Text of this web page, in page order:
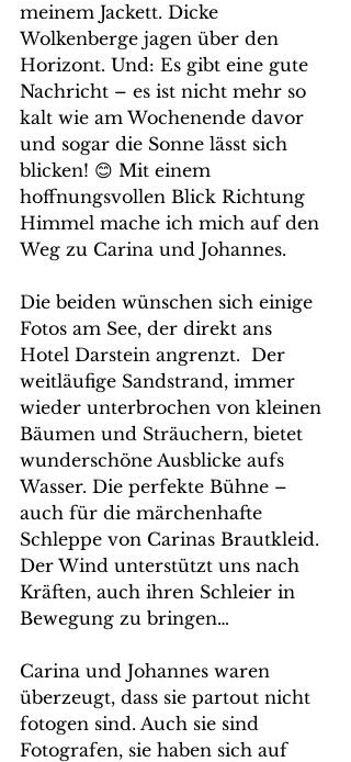
meinem Jackett. Dicke
Wolkenberge jagen über den
Horizont. Und: Es gibt eine gute
Nachricht – es ist nicht mehr so
kalt wie am Wochenende davor
und sogar die Sonne lässt sich
blicken! 😊 Mit einem
hoffnungsvollen Blick Richtung
Himmel mache ich mich auf den
Weg zu Carina und Johannes.
Die beiden wünschen sich einige
Fotos am See, der direkt ans
Hotel Darstein angrenzt.  Der
weitläufige Sandstrand, immer
wieder unterbrochen von kleinen
Bäumen und Sträuchern, bietet
wunderschöne Ausblicke aufs
Wasser. Die perfekte Bühne –
auch für die märchenhafte
Schleppe von Carinas Brautkleid.
Der Wind unterstützt uns nach
Kräften, auch ihren Schleier in
Bewegung zu bringen…
Carina und Johannes waren
überzeugt, dass sie partout nicht
fotogen sind. Auch sie sind
Fotografen, sie haben sich auf